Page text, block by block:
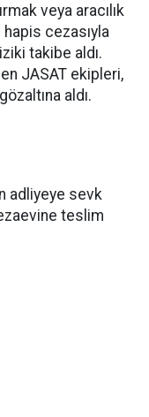
veya aracılık
cezasıyla
takibe aldı.
JASAT ekipleri,
aldı.
adliyeye sevk
teslim